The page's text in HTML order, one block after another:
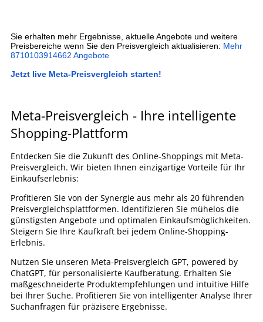
Sie erhalten mehr Ergebnisse, aktuelle Angebote und weitere
Preisbereiche wenn Sie den Preisvergleich aktualisieren: Mehr
8710103914662 Angebote
Jetzt live Meta-Preisvergleich starten!
Meta-Preisvergleich - Ihre intelligente
Shopping-Plattform
Entdecken Sie die Zukunft des Online-Shoppings mit Meta-
Preisvergleich. Wir bieten Ihnen einzigartige Vorteile für Ihr
Einkaufserlebnis:
Profitieren Sie von der Synergie aus mehr als 20 führenden
Preisvergleichsplattformen. Identifizieren Sie mühelos die
günstigsten Angebote und optimalen Einkaufsmöglichkeiten.
Steigern Sie Ihre Kaufkraft bei jedem Online-Shopping-
Erlebnis.
Nutzen Sie unseren Meta-Preisvergleich GPT, powered by
ChatGPT, für personalisierte Kaufberatung. Erhalten Sie
maßgeschneiderte Produktempfehlungen und intuitive Hilfe
bei Ihrer Suche. Profitieren Sie von intelligenter Analyse Ihrer
Suchanfragen für präzisere Ergebnisse.